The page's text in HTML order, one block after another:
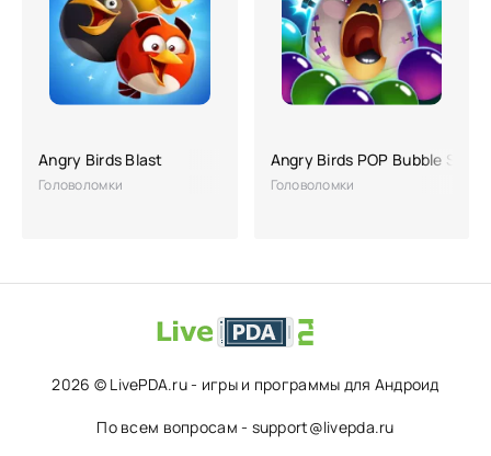
Angry Birds Blast
Головоломки
Angry Birds POP Bubble
Головоломки
2026 © LivePDA.ru - игры и программы для Андроид
По всем вопросам - support@livepda.ru